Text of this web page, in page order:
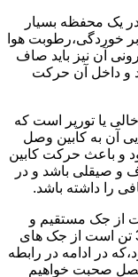
یک محفظه بسیار
خوردگی،رطوبت هوا
آن نیز باید صاف
و داخل آن حرکت
یا تورپر است که
آن به کابین وصل
و باعث حرکت کابین
و صیقلی باشد و در
را داشته باشد.
که ظرفیتشان 30 تن است از جک مستقیم و
برای آسانسورهایی که ظرفیتشان بیش از 30 تن است از جک های
در ادامه در رابطه
صحبت خواهیم